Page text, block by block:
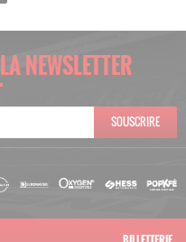
LA NEWSLETTER
SOUSCRIRE